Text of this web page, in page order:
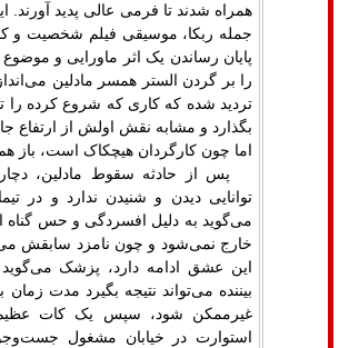
همراه شدند تا فرمی عالی پدید
جمله ربکا، موسیقی فیلم شخصیت و
پایان رساندن یک اثر ماورایی و
را بر گردن الستر همسر مادلین
تردید شده که کاری که شروع کرده را
بگذارد و مشابه نقش اولش از ارتفاع
اما چون کارگردان هیچکاک است، باز
پس از حادثه سقوط مادلین،
توانایی دیدن و شنیدن ندارد و در
می‌گوید به دلیل افسردگی و حس گناه
خارج نمی‌شود و چون نامزد سابقش
این عشق ادامه دارد، پزشک
بیننده می‌تواند نتیجه بگیرد مدت
غیرممکن شود، سپس یک کات
استوارت در خیابان مشغول